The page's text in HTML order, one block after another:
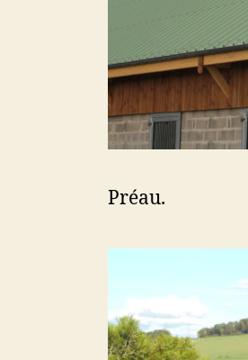
Préau.